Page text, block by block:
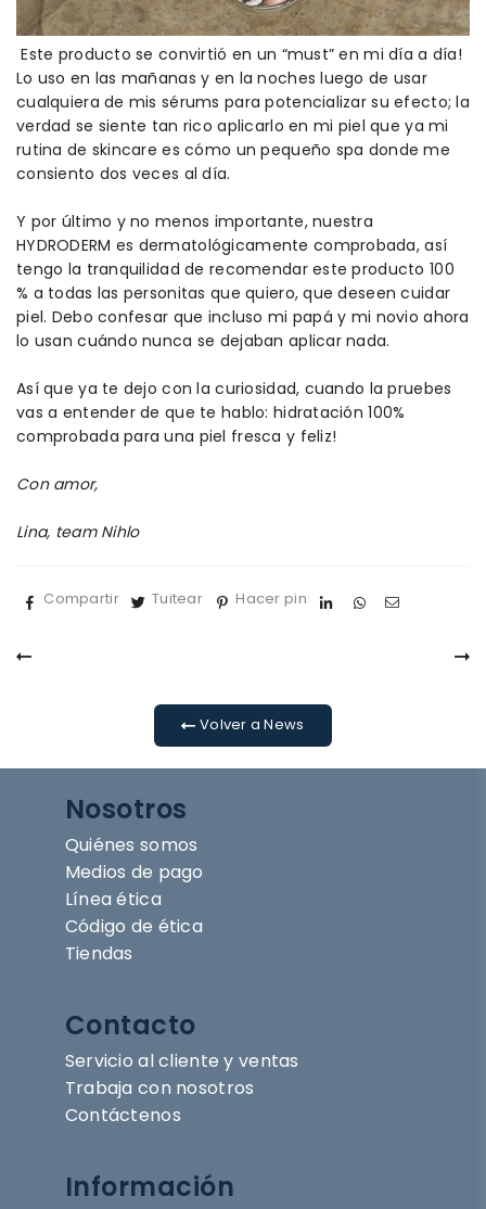
Este producto se convirtió en un “must” en mi día a día!
Lo uso en las mañanas y en la noches luego de usar
cualquiera de mis sérums para potencializar su efecto; la
verdad se siente tan rico aplicarlo en mi piel que ya mi
rutina de skincare es cómo un pequeño spa donde me
consiento dos veces al día.
Y por último y no menos importante, nuestra
HYDRODERM es dermatológicamente comprobada, así
tengo la tranquilidad de recomendar este producto 100
% a todas las personitas que quiero, que deseen cuidar
piel. Debo confesar que incluso mi papá y mi novio ahora
lo usan cuándo nunca se dejaban aplicar nada.
Así que ya te dejo con la curiosidad, cuando la pruebes
vas a entender de que te hablo: hidratación 100%
comprobada para una piel fresca y feliz!
Con amor,
Lina, team Nihlo
Compartir Tuitear Hacer pin
Volver a News
Nosotros
Quiénes somos
Medios de pago
Línea ética
Código de ética
Tiendas
Contacto
Servicio al cliente y ventas
Trabaja con nosotros
Contáctenos
Información